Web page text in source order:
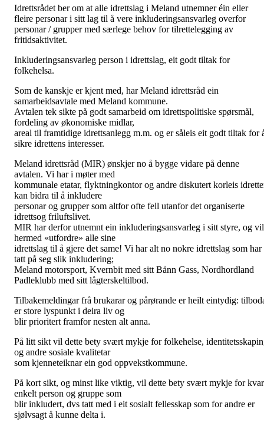
Idrettsrådet ber om at alle idrettslag i Meland utnemner éin eller
fleire personar i sitt lag til å vere inkluderingsansvarleg overfor
personar / grupper med særlege behov for tilrettelegging av
fritidsaktivitet.
Inkluderingsansvarleg person i idrettslag, eit godt tiltak for
folkehelsa.
Som de kanskje er kjent med, har Meland idrettsråd ein
samarbeidsavtale med Meland kommune.
Avtalen tek sikte på godt samarbeid om idrettspolitiske spørsmål,
fordeling av økonomiske midlar,
areal til framtidige idrettsanlegg m.m. og er såleis eit godt tiltak for
sikre idrettens interesser.
Meland idrettsråd (MIR) ønskjer no å bygge vidare på denne
avtalen. Vi har i møter med
kommunale etatar, flyktningkontor og andre diskutert korleis
kan bidra til å inkludere
personar og grupper som altfor ofte fell utanfor det organiserte
idretts­og friluftslivet.
MIR har derfor utnemnt ein inkluderingsansvarleg i sitt styre, og vil
hermed «utfordre» alle sine
idrettslag til å gjere det same! Vi har alt no nokre idrettslag som har
tatt på seg slik inkludering;
Meland motorsport, Kvernbit med sitt Bånn Gass, Nordhordland
Padleklubb med sitt lågterskeltilbod.
Tilbakemeldingar frå brukarar og pårørande er heilt eintydig:
er store lyspunkt i deira liv og
blir prioritert framfor nesten alt anna.
På litt sikt vil dette bety svært mykje for folkehelse,
og andre sosiale kvalitetar
som kjenneteiknar ein god oppvekstkommune.
På kort sikt, og minst like viktig, vil dette bety svært mykje for kvar
enkelt person og gruppe som
blir inkludert, dvs tatt med i eit sosialt fellesskap som for andre er
sjølvsagt å kunne delta i.